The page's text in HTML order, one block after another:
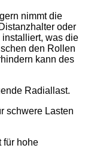
nimmt die
oder
was die
den Rollen
kann des
Radiallast.
schwere Lasten
für hohe